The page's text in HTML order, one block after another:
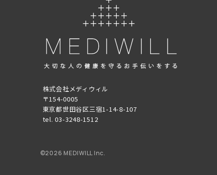
株式会社メディウィル
〒154-0005
東京都世田谷区三宿1-14-8-107
tel. 03-3248-1512
©2026 MEDIWILL Inc.